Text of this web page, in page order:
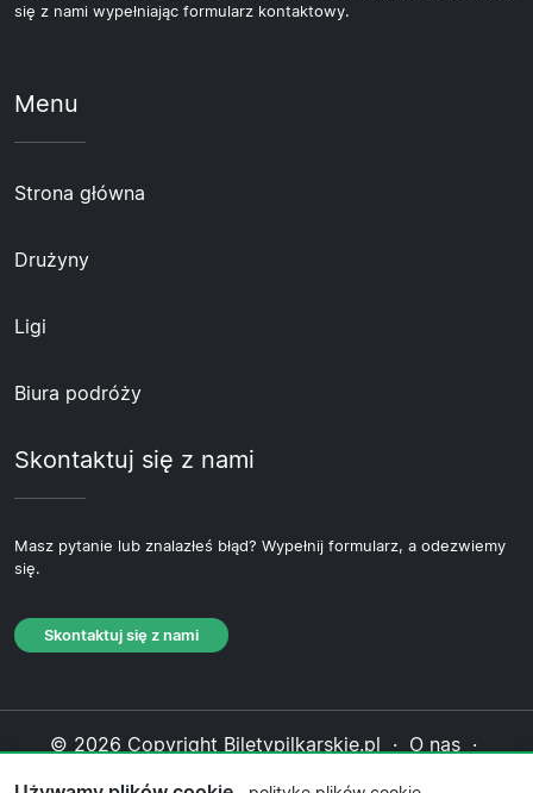
się z nami wypełniając formularz kontaktowy.
Menu
Strona główna
Drużyny
Ligi
Biura podróży
Skontaktuj się z nami
Masz pytanie lub znalazłeś błąd? Wypełnij formularz, a odezwiemy
się.
Skontaktuj się z nami
© 2026 Copyright Biletypilkarskie.pl · O nas ·